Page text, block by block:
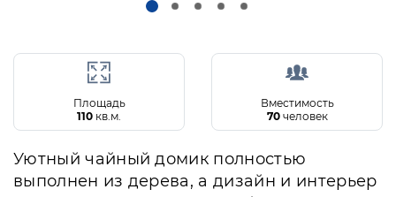
Площадь
110 кв.м.
Вместимость
70человек
Уютный чайный домик полностью
выполнен из дерева, а дизайн и интерьер